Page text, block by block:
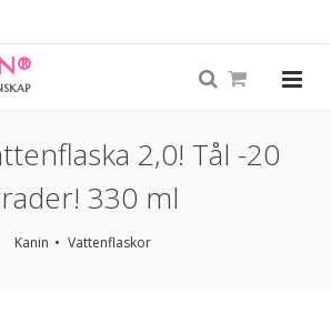
®
2,0! Tål -20
330 ml
Kanin Vattenflaskor